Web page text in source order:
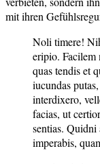
mit ihren
Noli timere!
eripio. Facilem
quas tendis et
iucundas
interdixero,
facias, ut
sentias. Quidni
imperabis,